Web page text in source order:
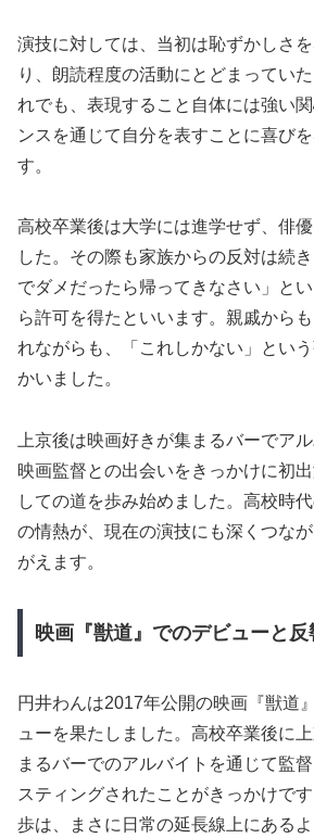
演技に対しては、当初は恥ずかしさ
り、朗読程度の活動にとどまってい
れでも、表現すること自体には強い
ンスを通じて自分を表すことに喜び
す。
高校卒業後は大学には進学せず、俳
した。その際も家族からの反対は続
でダメだったら帰ってきなさい」と
ら許可を得たといいます。親戚から
れながらも、「これしかない」とい
かいました。
上京後は映画好きが集まるバーでア
映画監督との出会いをきっかけに初
しての道を歩み始めました。高校時
の情熱が、現在の演技にも深くつな
がえます。
映画『獣道』でのデビューと反
円井わんは2017年公開の映画『獣道
ューを果たしました。高校卒業後に
まるバーでのアルバイトを通じて監
スティングされたことがきっかけで
歩は、まさに日常の延長線上にある